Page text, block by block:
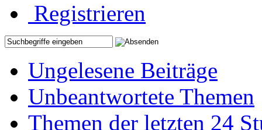
Registrieren
Ungelesene Beiträge
Unbeantwortete Themen
Themen der letzten 24